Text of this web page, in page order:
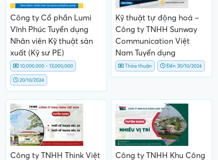
Công ty Cổ phần Lumi
Vĩnh Phúc Tuyển dụng
Nhân viên Kỹ thuật sản
xuất (Kỹ sư PE)
10,000,000 - 13,000,000
20/10/2024
Kỹ thuật tự động hoá –
Công ty TNHH Sunway
Communication Việt
Nam Tuyển dụng
Thỏa thuận Đến 30/10/2024
Công ty TNHH Think Việt
Công ty TNHH Khu Công